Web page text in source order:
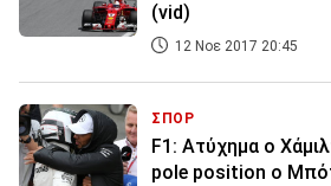
(vid)
12 Νοε 2017 20:45
ΣΠΟΡ
F1: Ατύχημα ο
pole position ο